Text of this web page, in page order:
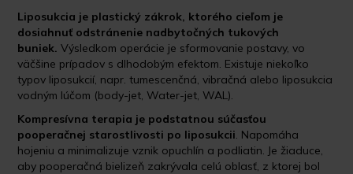
Liposukcia je plastický zákrok, ktorého cieľom je
dosiahnuť odstránenie nadbytočných tukových
buniek.Výsledkom operácie je sformovanie postavy, vo
väčšine prípadov s dlhodobým efektom. Existuje niekoľko
typov liposukcií, napr. tumescenčná, vibračná alebo liposukcia
vodným lúčom (body-jet, Water-jet, WAL).
Kompresívna terapia je podstatnou súčasťou
pooperačnej starostlivosti po liposukcii. Napomáha
hojeniu a minimalizuje vznik opuchlín a podliatin. Je žiaduce,
aby pooperačná bielizeň zakrývala celú oblasť, z ktorej bol